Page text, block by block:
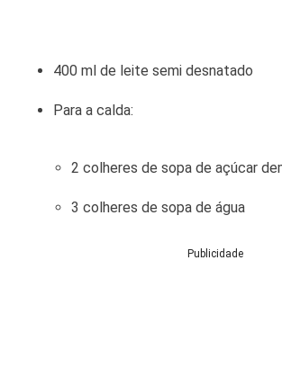
400 ml de leite semi desnatado
Para a calda:
2 colheres de sopa de açúcar
3 colheres de sopa de água
Publicidade